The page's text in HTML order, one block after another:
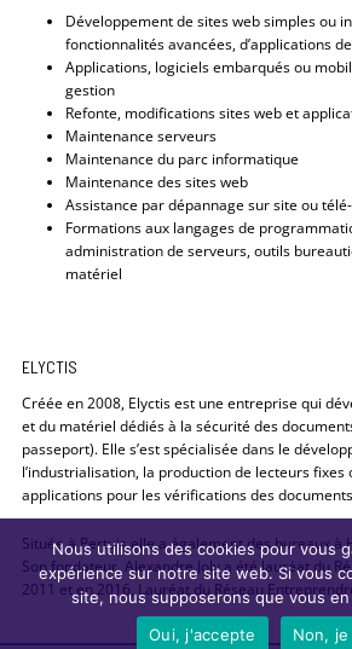
Développement de sites web simples ou
fonctionnalités avancées, d’applications
Applications, logiciels embarqués ou
gestion
Refonte, modifications sites web et
Maintenance serveurs
Maintenance du parc informatique
Maintenance des sites web
Assistance par dépannage sur site ou
Formations aux langages de
administration de serveurs, outils
matériel
ELYCTIS
Créée en 2008, Elyctis est une entreprise qui
et du matériel dédiés à la sécurité des
passeport). Elle s’est spécialisée dans le
l’industrialisation, la production de lecteurs fixes
applications pour les vérifications des
Située à Pertuis elle a également des bureaux à
Son fondateur, Alexandre Joly a été lauréat du
2011 et en 2016, Lauréat du Réseau
Nous utilisons des cookies pour vous
expérience sur notre site web. Si vous
site, nous supposerons que vous
Oui, j'accepte
Non,